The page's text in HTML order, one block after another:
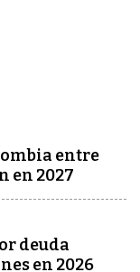
entre
en 2027
deuda
en 2026